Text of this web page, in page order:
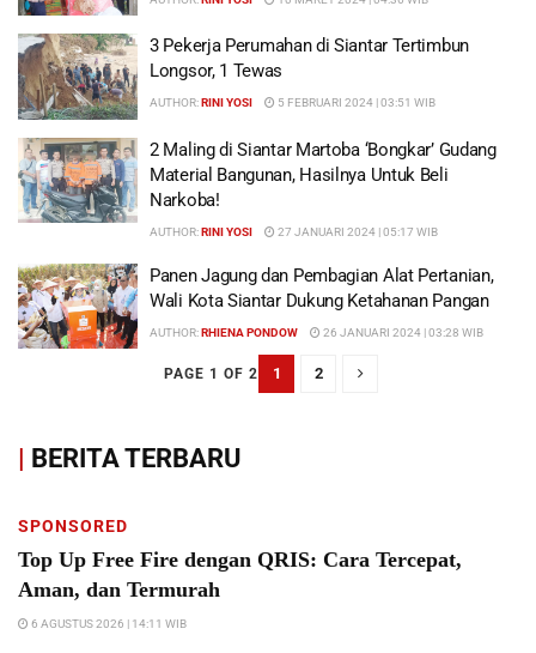
3 Pekerja Perumahan di Siantar Tertimbun
Longsor, 1 Tewas
AUTHOR:RINI YOSI 5 FEBRUARI 2024 | 03:51 WIB
2 Maling di Siantar Martoba ‘Bongkar’ Gudang
Material Bangunan, Hasilnya Untuk Beli
Narkoba!
AUTHOR:RINI YOSI 27 JANUARI 2024 | 05:17 WIB
Panen Jagung dan Pembagian Alat Pertanian,
Wali Kota Siantar Dukung Ketahanan Pangan
AUTHOR:RHIENA PONDOW 26 JANUARI 2024 | 03:28 WIB
PAGE 1 OF 2 1 2
| BERITA TERBARU
SPONSORED
Top Up Free Fire dengan QRIS: Cara Tercepat,
Aman, dan Termurah
6 AGUSTUS 2026 | 14:11 WIB